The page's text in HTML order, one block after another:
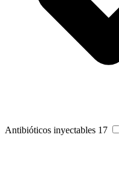
Antibióticos inyectables 17